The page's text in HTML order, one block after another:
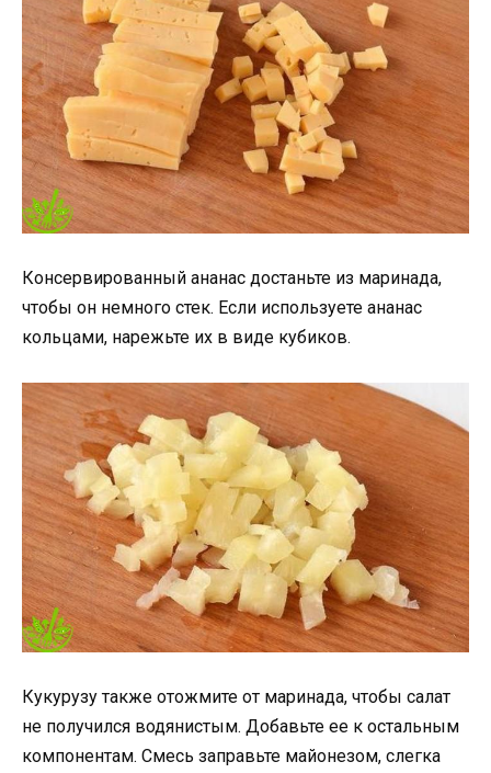
Консервированный ананас достаньте из маринада,
чтобы он немного стек. Если используете ананас
кольцами, нарежьте их в виде кубиков.
Кукурузу также отожмите от маринада, чтобы салат
не получился водянистым. Добавьте ее к остальным
компонентам. Смесь заправьте майонезом, слегка